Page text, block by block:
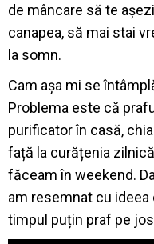
de mâncare să te
canapea, să mai stai
la somn.
Cam așa mi se
Problema este că
purificator în casă,
față la curățenia
făceam în weekend.
am resemnat cu
timpul puțin praf pe